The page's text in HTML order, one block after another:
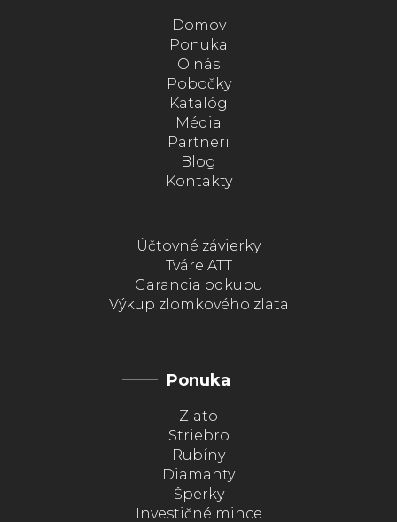
Domov
Ponuka
O nás
Pobočky
Katalóg
Média
Partneri
Blog
Kontakty
Účtovné závierky
Tváre ATT
Garancia odkupu
Výkup zlomkového zlata
Ponuka
Zlato
Striebro
Rubíny
Diamanty
Šperky
Investičné mince